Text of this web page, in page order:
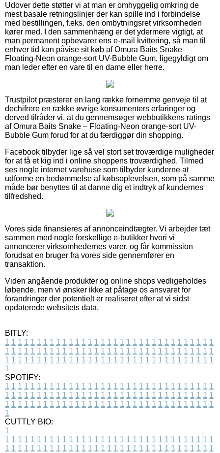
Udover dette støtter vi at man er omhyggelig omkring de
mest basale retningslinjer der kan spille ind i forbindelse
med bestillingen, f.eks. den ombytningsret virksomheden
kører med. I den sammenhæng er det ydermere vigtigt, at
man permanent opbevarer ens e-mail kvittering, så man til
enhver tid kan påvise sit køb af Omura Baits Snake –
Floating-Neon orange-sort UV-Bubble Gum, ligegyldigt om
man leder efter en vare til en dame eller herre.
Trustpilot præsterer en lang række fornemme genveje til at
dechifrere en række øvrige konsumenters erfaringer og
derved tilråder vi, at du gennemsøger webbutikkens ratings
af Omura Baits Snake – Floating-Neon orange-sort UV-
Bubble Gum forud for at du færdiggør din shopping.
Facebook tilbyder lige så vel stort set troværdige muligheder
for at få et kig ind i online shoppens troværdighed. Tilmed
ses nogle internet varehuse som tilbyder kunderne at
udforme en bedømmelse af købsoplevelsen, som på samme
måde bør benyttes til at danne dig et indtryk af kundernes
tilfredshed.
Vores side finansieres af annonceindtægter. Vi arbejder tæt
sammen med nogle forskellige e-butikker hvori vi
annoncerer virksomhedernes varer, og får kommission
forudsat en bruger fra vores side gennemfører en
transaktion.
Viden angående produkter og online shops vedligeholdes
løbende, men vi ønsker ikke at påtage os ansvaret for
forandringer der potentielt er realiseret efter at vi sidst
opdaterede websitets data.
BITLY:
1 1 1 1 1 1 1 1 1 1 1 1 1 1 1 1 1 1 1 1 1 1 1 1 1 1 1 1 1 1 1 1 1
1 1 1 1 1 1 1 1 1 1 1 1 1 1 1 1 1 1 1 1 1 1 1 1 1 1 1 1 1 1 1 1 1
1 1 1 1 1 1 1 1 1 1 1 1 1 1 1 1 1 1 1 1 1 1 1 1 1 1 1 1 1 1 1 1 1
1
SPOTIFY:
1 1 1 1 1 1 1 1 1 1 1 1 1 1 1 1 1 1 1 1 1 1 1 1 1 1 1 1 1 1 1 1 1
1 1 1 1 1 1 1 1 1 1 1 1 1 1 1 1 1 1 1 1 1 1 1 1 1 1 1 1 1 1 1 1 1
1 1 1 1 1 1 1 1 1 1 1 1 1 1 1 1 1 1 1 1 1 1 1 1 1 1 1 1 1 1 1 1 1
1
CUTTLY BIO:
1
1 1 1 1 1 1 1 1 1 1 1 1 1 1 1 1 1 1 1 1 1 1 1 1 1 1 1 1 1 1 1 1 1
1 1 1 1 1 1 1 1 1 1 1 1 1 1 1 1 1 1 1 1 1 1 1 1 1 1 1 1 1 1 1 1 1